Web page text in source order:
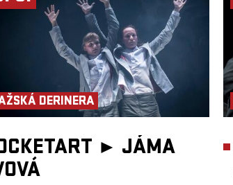
DERINERA
► JÁMA